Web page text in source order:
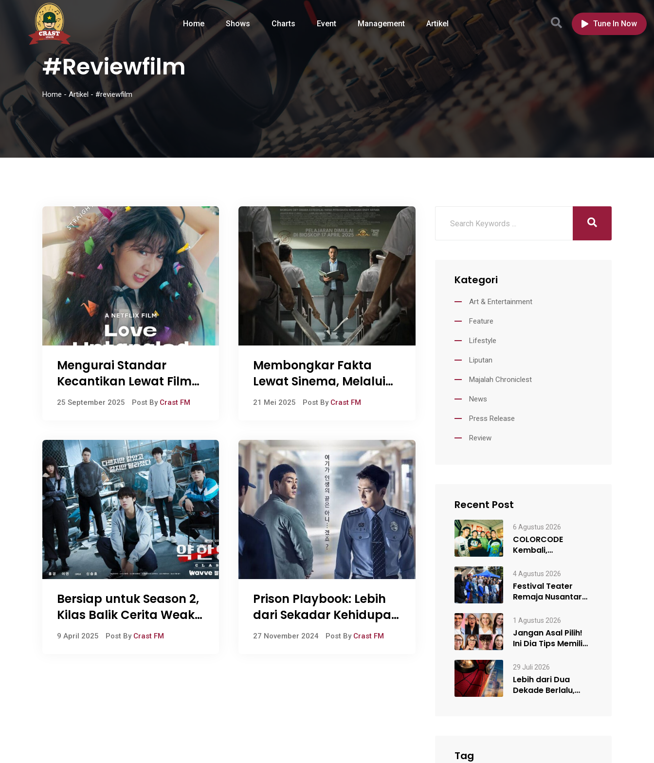
Home Shows Charts Event Management Artikel Tune In Now
#reviewfilm
Home - Artikel - #reviewfilm
Mengurai Standar
Kecantikan Lewat Film
Love Untangled
25 September 2025 Post By Crast FM
Membongkar Fakta
Lewat Sinema, Melalui
Review Mendalam
21 Mei 2025 Post By Crast FM
Bersiap untuk Season 2,
Kilas Balik Cerita Weak
Hero Class 1
9 April 2025 Post By Crast FM
Prison Playbook: Lebih
dari Sekadar Kehidupan
di Penjara
27 November 2024 Post By Crast FM
Kategori
Art & Entertainment
Feature
Lifestyle
Liputan
Majalah Chroniclest
News
Press Release
Review
Recent Post
6 Agustus 2026
COLORCODE
Kembali,
Menuju Constant
Change
4 Agustus 2026
Festival Teater
Remaja Nusantara
Satukan Kelompok
Teater…
1 Agustus 2026
Jangan Asal Pilih!
Ini Dia Tips Memilih
Sesuai…
29 Juli 2026
Lebih dari Dua
Dekade Berlalu,
Tag